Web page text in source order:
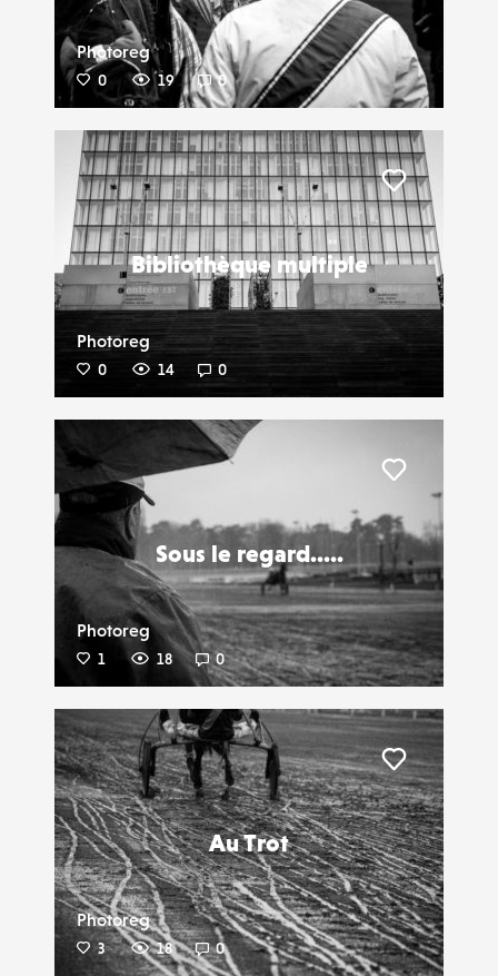
Photoreg
0 19 0
Bibliothèque multiple
Photoreg
0 14 0
Sous le regard.....
Photoreg
1 18 0
Au Trot
Photoreg
3 18 0
Liker